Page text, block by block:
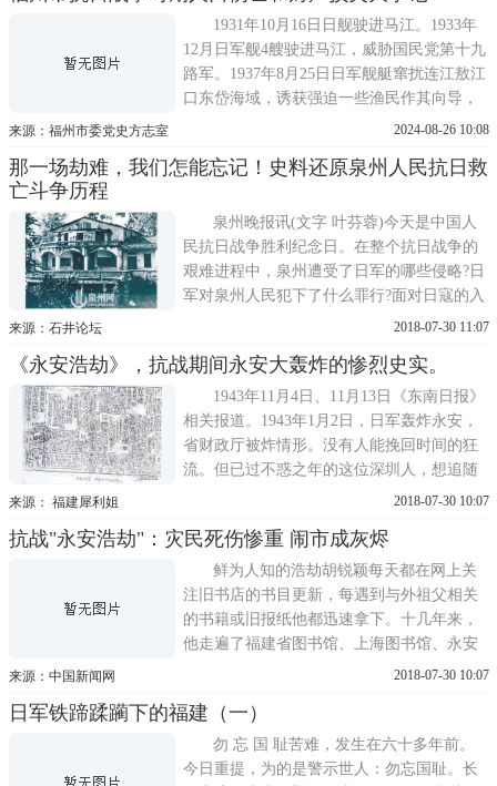
探军情，并行使捣乱之责，同时派出浪人扰
乱社会治安。仿效天津便衣队办
1931年10月16日日舰驶进马江。1933年
12月日军舰4艘驶进马江，威胁国民党第十九
路军。1937年8月25日日军舰艇窜扰连江敖江
口东岱海域，诱获强迫一些渔民作其向导，
有的被抓去数天开始释放回来。8月底连江琯
任工兵中尉副连长，在河北范平县桃花村附
来源：福州市委党史方志室 2024-08-26 10:08
那一场劫难，我们怎能忘记！史料还原泉州人民抗日救
亡斗争历程
泉州晚报讯(文字 叶芬蓉)今天是中国人
民抗日战争胜利纪念日。在整个抗日战争的
艰难进程中，泉州遭受了日军的哪些侵略?日
军对泉州人民犯下了什么罪行?面对日寇的入
侵和暴行，泉州人民又是如何奋起斗争，携
副主任叶芬蓉为本报撰写专稿，用翔实的史
料，还原了当年日军对泉州的侵略罪行以及
泉州人民抗日救亡的斗争历...
来源：石井论坛 2018-07-30 11:07
《永安浩劫》，抗战期间永安大轰炸的惨烈史实。
1943年11月4日、11月13日《东南日报》
相关报道。1943年1月2日，日军轰炸永安，
省财政厅被炸情形。没有人能挽回时间的狂
流。但已过不惑之年的这位深圳人，想追随
外祖父的脚步，挖掘一段悲壮而惨烈的抗战
这么做?读完这篇文章，希望读者您，也会去
找来一部叫《永安浩劫》的纪录片，一起感
受福建...
来源： 福建犀利姐 2018-07-30 10:07
抗战"永安浩劫"：灾民死伤惨重 闹市成灰烬
鲜为人知的浩劫胡锐颖每天都在网上关
注旧书店的书目更新，每遇到与外祖父相关
的书籍或旧报纸他都迅速拿下。十几年来，
他走遍了福建省图书馆、上海图书馆、永安
档案馆等，摘抄、扫描外祖父办过的报纸和
各种记录。1943年11月6日出版的《东南日
报》，是胡锐颖在福建省图书馆找到的第一
份与永安浩劫有关的资料。此时，...
来源：中国新闻网 2018-07-30 10:07
日军铁蹄蹂躏下的福建（一）
勿 忘 国 耻苦难，发生在六十多年前。
今日重提，为的是警示世人：勿忘国耻。长